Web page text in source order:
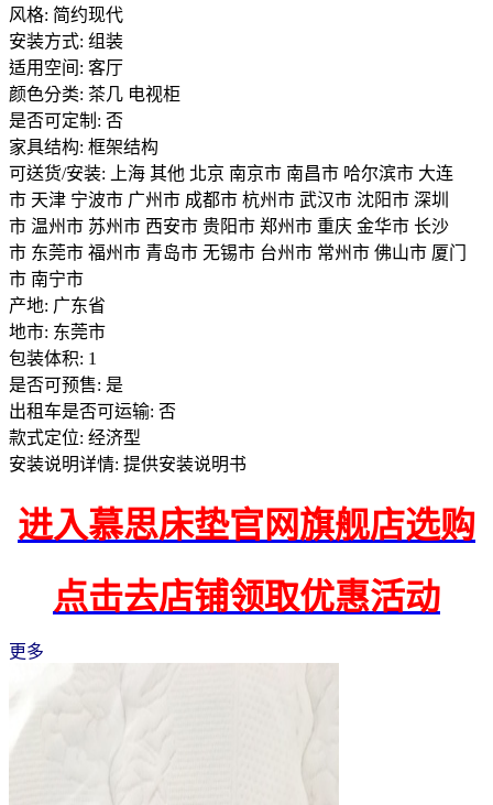
风格: 简约现代
安装方式: 组装
适用空间: 客厅
颜色分类: 茶几 电视柜
是否可定制: 否
家具结构: 框架结构
可送货/安装: 上海 其他 北京 南京市 南昌市 哈尔滨市 大连
市 天津 宁波市 广州市 成都市 杭州市 武汉市 沈阳市 深圳
市 温州市 苏州市 西安市 贵阳市 郑州市 重庆 金华市 长沙
市 东莞市 福州市 青岛市 无锡市 台州市 常州市 佛山市 厦门
市 南宁市
产地: 广东省
地市: 东莞市
包装体积: 1
是否可预售: 是
出租车是否可运输: 否
款式定位: 经济型
安装说明详情: 提供安装说明书
进入慕思床垫官网旗舰店选购
点击去店铺领取优惠活动
更多